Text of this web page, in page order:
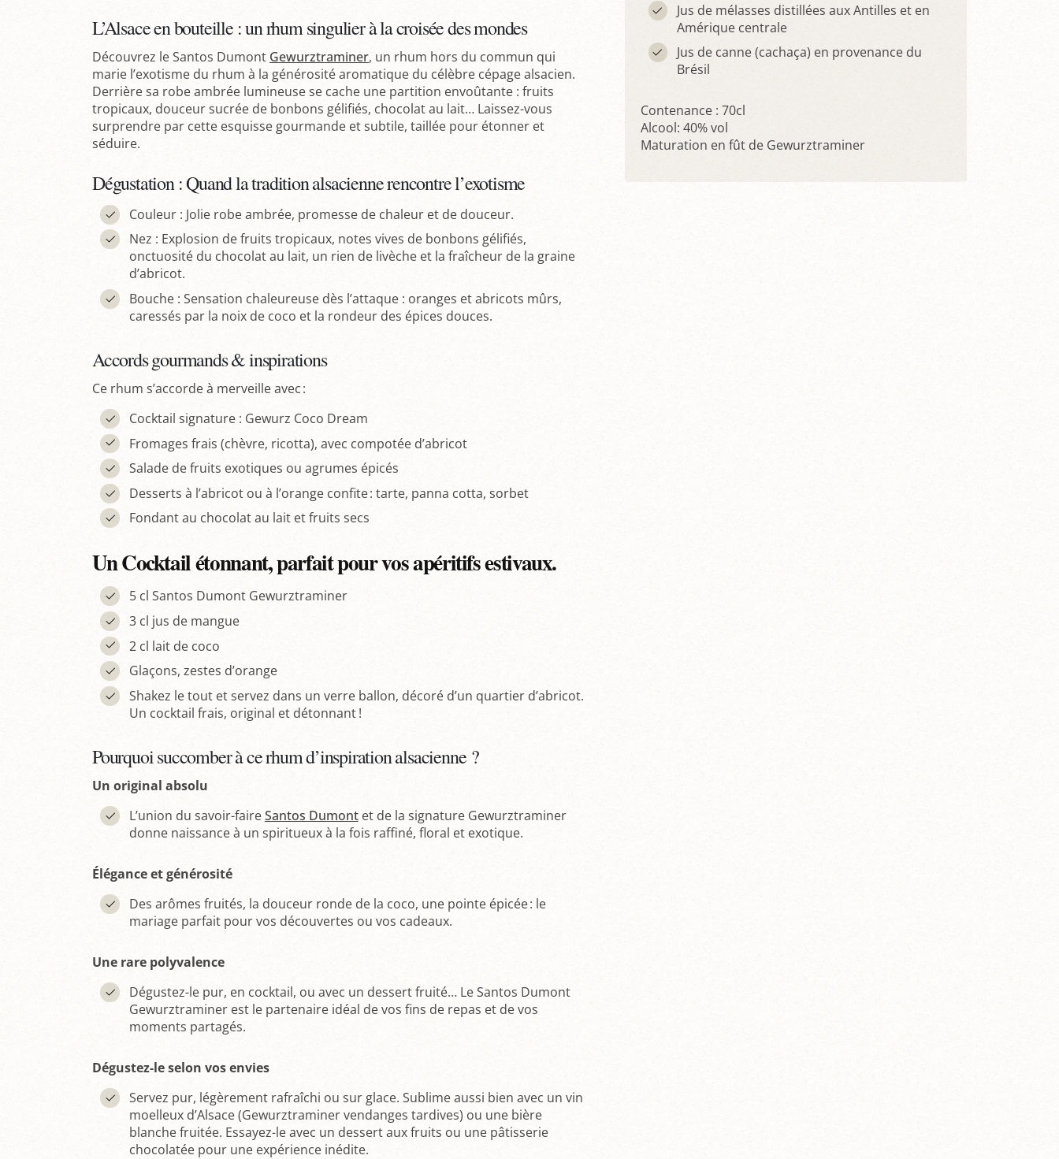
L’Alsace en bouteille : un rhum singulier à la croisée des mondes
Découvrez le Santos Dumont Gewurztraminer, un rhum hors du commun qui
marie l’exotisme du rhum à la générosité aromatique du célèbre cépage alsacien.
Derrière sa robe ambrée lumineuse se cache une partition envoûtante : fruits
tropicaux, douceur sucrée de bonbons gélifiés, chocolat au lait… Laissez-vous
surprendre par cette esquisse gourmande et subtile, taillée pour étonner et
séduire.
Dégustation : Quand la tradition alsacienne rencontre l’exotisme
Couleur : Jolie robe ambrée, promesse de chaleur et de douceur.
Nez : Explosion de fruits tropicaux, notes vives de bonbons gélifiés,
onctuosité du chocolat au lait, un rien de livèche et la fraîcheur de la graine
d’abricot.
Bouche : Sensation chaleureuse dès l’attaque : oranges et abricots mûrs,
caressés par la noix de coco et la rondeur des épices douces.
Accords gourmands & inspirations
Ce rhum s’accorde à merveille avec :
Cocktail signature : Gewurz Coco Dream
Fromages frais (chèvre, ricotta), avec compotée d’abricot
Salade de fruits exotiques ou agrumes épicés
Desserts à l’abricot ou à l’orange confite : tarte, panna cotta, sorbet
Fondant au chocolat au lait et fruits secs
Un Cocktail étonnant, parfait pour vos apéritifs estivaux.
5 cl Santos Dumont Gewurztraminer
3 cl jus de mangue
2 cl lait de coco
Glaçons, zestes d’orange
Shakez le tout et servez dans un verre ballon, décoré d’un quartier d’abricot.
Un cocktail frais, original et détonnant !
Pourquoi succomber à ce rhum d’inspiration alsacienne ?
Un original absolu
L’union du savoir-faireSantos Dumontet de la signature Gewurztraminer
donne naissance à un spiritueux à la fois raffiné, floral et exotique.
Élégance et générosité
Des arômes fruités, la douceur ronde de la coco, une pointe épicée : le
mariage parfait pour vos découvertes ou vos cadeaux.
Une rare polyvalence
Dégustez-le pur, en cocktail, ou avec un dessert fruité… Le Santos Dumont
Gewurztraminer est le partenaire idéal de vos fins de repas et de vos
moments partagés.
Dégustez-le selon vos envies
Servez pur, légèrement rafraîchi ou sur glace. Sublime aussi bien avec un vin
moelleux d’Alsace (Gewurztraminer vendanges tardives) ou une bière
blanche fruitée. Essayez-le avec un dessert aux fruits ou une pâtisserie
chocolatée pour une expérience inédite.
Jus de mélasses distillées aux Antilles et en
Amérique centrale
Jus de canne (cachaça) en provenance du
Brésil
Contenance : 70cl
Alcool: 40% vol
Maturation en fût de Gewurztraminer